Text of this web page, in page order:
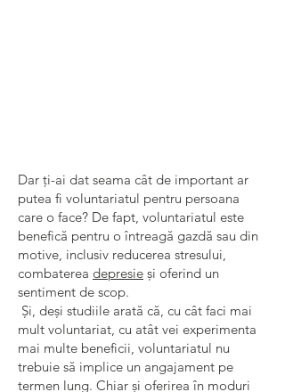
Dar ți-ai dat seama cât de important ar
putea fi voluntariatul pentru persoana
care o face? De fapt, voluntariatul este
benefică pentru o întreagă gazdă sau din
motive, inclusiv reducerea stresului,
combaterea depresie și oferind un
sentiment de scop.
Și, deși studiile arată că, cu cât faci mai
mult voluntariat, cu atât vei experimenta
mai multe beneficii, voluntariatul nu
trebuie să implice un angajament pe
termen lung. Chiar și oferirea în moduri